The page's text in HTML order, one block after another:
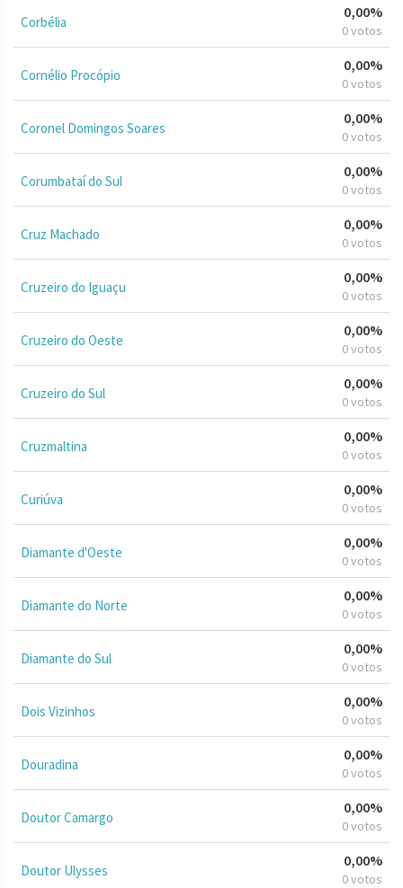
Corbélia
0,00%
0 votos
Cornélio Procópio
0,00%
0 votos
Coronel Domingos Soares
0,00%
0 votos
Corumbataí do Sul
0,00%
0 votos
Cruz Machado
0,00%
0 votos
Cruzeiro do Iguaçu
0,00%
0 votos
Cruzeiro do Oeste
0,00%
0 votos
Cruzeiro do Sul
0,00%
0 votos
Cruzmaltina
0,00%
0 votos
Curiúva
0,00%
0 votos
Diamante d'Oeste
0,00%
0 votos
Diamante do Norte
0,00%
0 votos
Diamante do Sul
0,00%
0 votos
Dois Vizinhos
0,00%
0 votos
Douradina
0,00%
0 votos
Doutor Camargo
0,00%
0 votos
Doutor Ulysses
0,00%
0 votos